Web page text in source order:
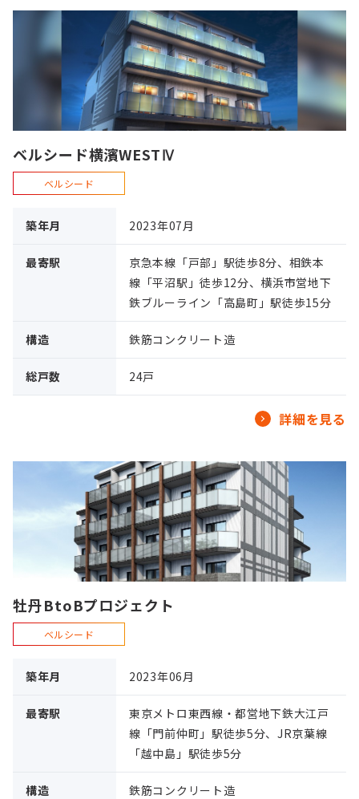
ベルシード横濱WESTⅣ
ベルシード
築年月 2023年07月
最寄駅
京急本線「戸部」駅徒歩8分、相鉄本
線「平沼駅」徒歩12分、横浜市営地下
鉄ブルーライン「高島町」駅徒歩15分
構造 鉄筋コンクリート造
総戸数 24戸
詳細を見る
牡丹BtoBプロジェクト
ベルシード
築年月 2023年06月
最寄駅
東京メトロ東西線・都営地下鉄大江戸
線「門前仲町」駅徒歩5分、JR京葉線
「越中島」駅徒歩5分
構造 鉄筋コンクリート造